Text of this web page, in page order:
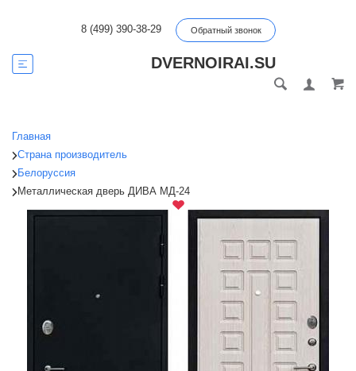
8 (499) 390-38-29 Обратный звонок
DVERNOIRAI.SU
Главная
Страна производитель
Белоруссия
Металлическая дверь ДИВА МД-24